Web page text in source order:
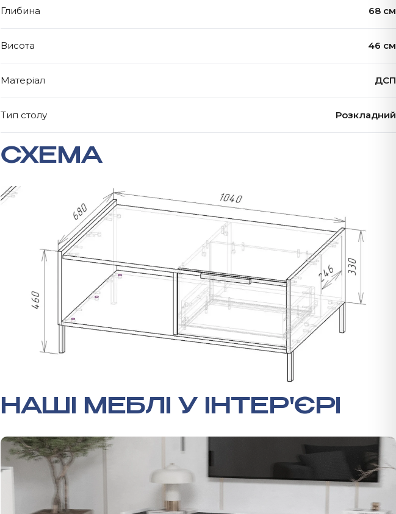
Глибина 68 см
Висота 46 см
Матеріал ДСП
Тип столу Розкладний
СХЕМА
НАШІ МЕБЛІ У ІНТЕР'ЄРІ